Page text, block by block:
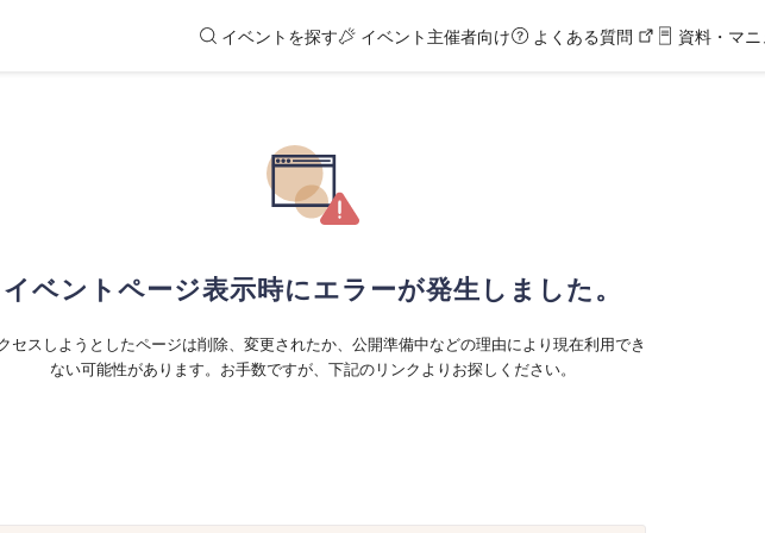
イベントを探す イベント主催者向け よくある質問 資料・マ
イベントページ表示時にエラーが発生しました。
セスしようとしたページは削除、変更されたか、公開準備中などの理由により現在利用でき
ない可能性があります。お手数ですが、下記のリンクよりお探しください。